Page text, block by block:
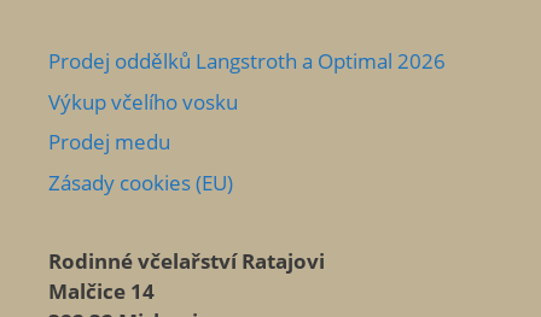
Prodej oddělků Langstroth a Optimal 2026
Výkup včelího vosku
Prodej medu
Zásady cookies (EU)
Rodinné včelařství Ratajovi
Malčice 14